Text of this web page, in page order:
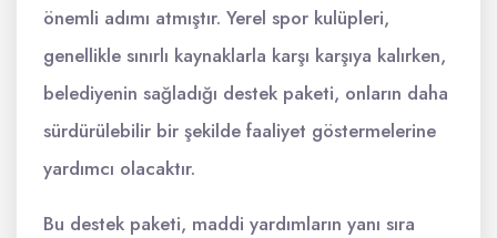
önemli adımı atmıştır. Yerel spor kulüpleri,
genellikle sınırlı kaynaklarla karşı karşıya kalırken,
belediyenin sağladığı destek paketi, onların daha
sürdürülebilir bir şekilde faaliyet göstermelerine
yardımcı olacaktır.
Bu destek paketi, maddi yardımların yanı sıra